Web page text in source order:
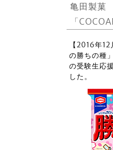
亀田製菓
「
【2016年
の勝ちの種
の受験生応
した。